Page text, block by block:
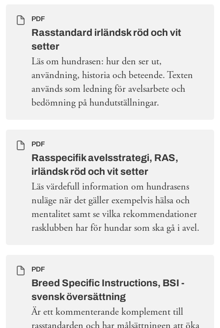
PDF
Rasstandard irländsk röd och vit
setter
Läs om hundrasen: hur den ser ut,
användning, historia och beteende. Texten
används som ledning för avelsarbete och
bedömning på hundutställningar.
PDF
Rasspecifik avelsstrategi, RAS,
irländsk röd och vit setter
Läs värdefull information om hundrasens
nuläge när det gäller exempelvis hälsa och
mentalitet samt se vilka rekommendationer
rasklubben har för hundar som ska gå i avel.
PDF
Breed Specific Instructions, BSI -
svensk översättning
Är ett kommenterande komplement till